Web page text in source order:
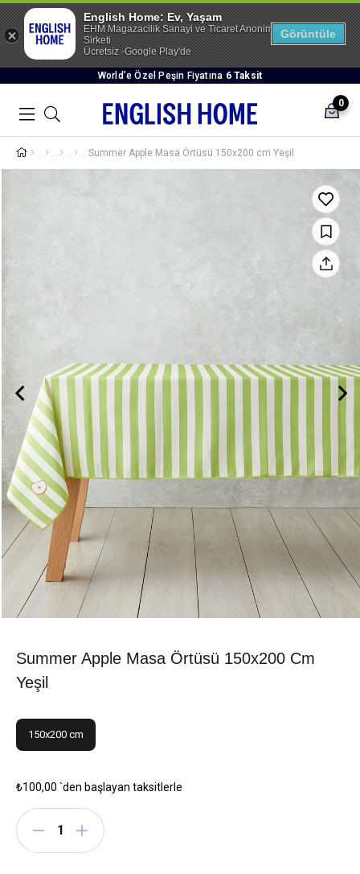
World’e Özel Peşin Fiyatına 6 Taksit
0
Summer Apple Masa Örtüsü 150x200 cm Yeşil
Summer Apple Masa Örtüsü 150x200 Cm
Yeşil
150x200 cm
₺100,00 `den başlayan taksitlerle
English Home: Ev, Yaşam
EHM Magazacilik Sanayi ve Ticaret Anonim
Sirketi
Ücretsiz -Google Play'de
Görüntüle